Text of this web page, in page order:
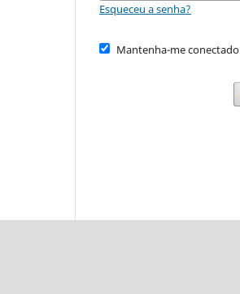
Esqueceu a senha?
Mantenha-me conectado